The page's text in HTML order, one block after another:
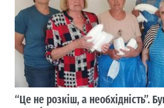
“Це не розкіш, а необхідність”.